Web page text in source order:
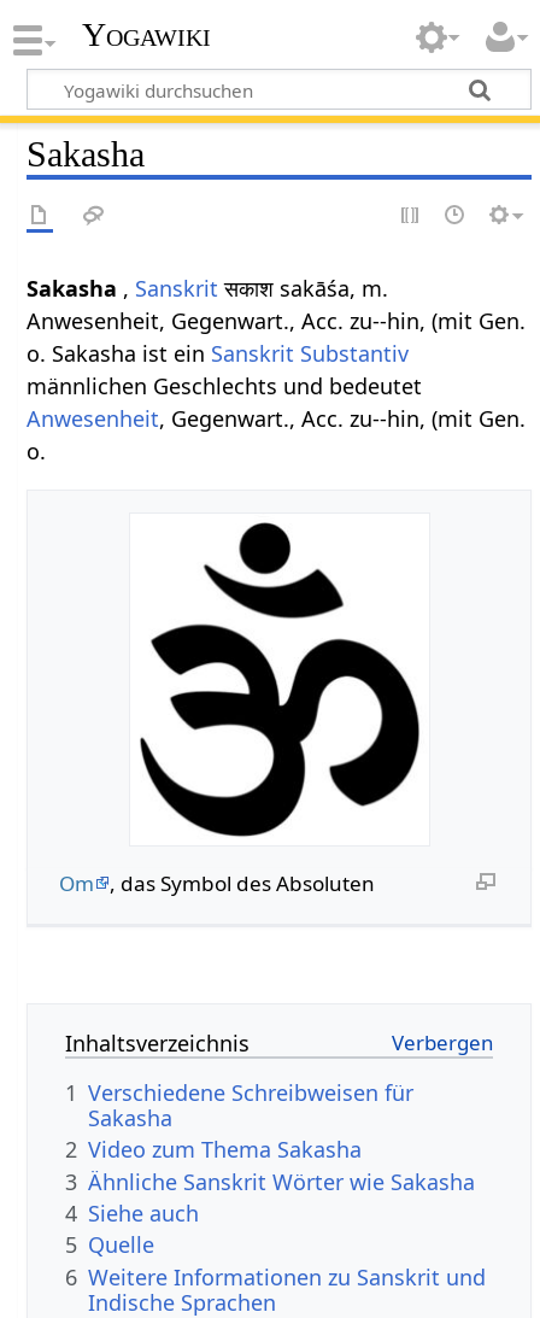
Yogawiki
Sakasha
Sakasha , Sanskrit सकाश sakāśa, m.
Anwesenheit, Gegenwart., Acc. zu--hin, (mit Gen.
o. Sakasha ist ein Sanskrit Substantiv
männlichen Geschlechts und bedeutet
Anwesenheit, Gegenwart., Acc. zu--hin, (mit Gen.
o.
Om , das Symbol des Absoluten
Inhaltsverzeichnis
1 Verschiedene Schreibweisen für
Sakasha
2 Video zum Thema Sakasha
3 Ähnliche Sanskrit Wörter wie Sakasha
4 Siehe auch
5 Quelle
6 Weitere Informationen zu Sanskrit und
Indische Sprachen